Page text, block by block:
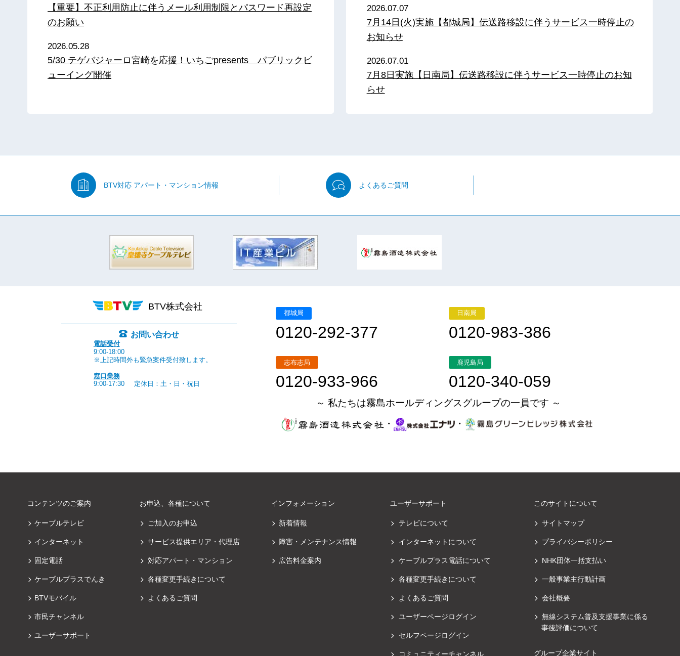
【重要】不正利用防止に伴うメール利用制限とパスワード再設定
のお願い
2026.05.28
5/30 テゲバジャーロ宮崎を応援！いちごpresents パブリックビ
ューイング開催
2026.07.07
7月14日(火)実施【都城局】伝送路移設に伴うサービス一時停止の
お知らせ
2026.07.01
7月8日実施【日南局】伝送路移設に伴うサービス一時停止のお知
らせ
BTV対応 アパート・マンション情報 よくあるご質問
BTV株式会社
お問い合わせ
電話受付
9:00-18:00
※上記時間外も緊急案件受付致します。
窓口業務
9:00-17:30
定休日：土・日・祝日
都城局
0120-292-377
日南局
0120-983-386
志布志局
0120-933-966
鹿児島局
0120-340-059
～ 私たちは霧島ホールディングスグループの一員です ～
・
・
コンテンツのご案内
ケーブルテレビ
インターネット
固定電話
ケーブルプラスでんき
BTVモバイル
市民チャンネル
ユーザーサポート
お申込、各種について
ご加入のお申込
サービス提供エリア・代理店
対応アパート・マンション
各種変更手続きについて
よくあるご質問
インフォメーション
新着情報
障害・メンテナンス情報
広告料金案内
ユーザーサポート
テレビについて
インターネットについて
ケーブルプラス電話について
各種変更手続きについて
よくあるご質問
ユーザーページログイン
セルフページログイン
コミュニティーチャンネル
このサイトについて
サイトマップ
プライバシーポリシー
NHK団体一括支払い
一般事業主行動計画
会社概要
無線システム普及支援事業に係る
事後評価について
グループ企業サイト